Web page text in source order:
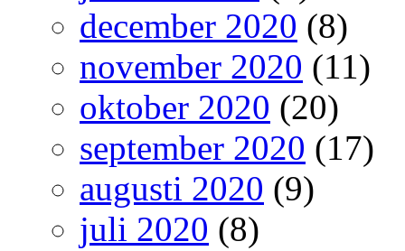
december 2020 (8)
november 2020 (11)
oktober 2020 (20)
september 2020 (17)
augusti 2020 (9)
juli 2020 (8)